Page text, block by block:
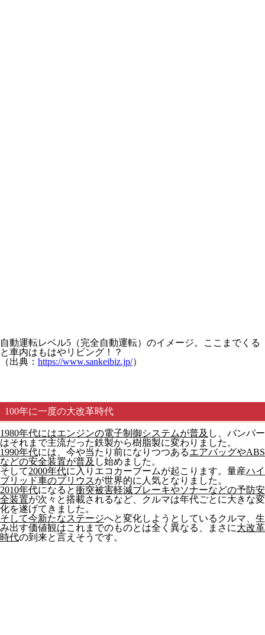
自動運転レベル5（完全自動運転）のイメージ。ここまでくる
と車内はもはやリビング！？
（出典： https://www.sankeibiz.jp/）
100年に一度の大改革時代
1980年代にはエンジンの電子制御システムが普及 し、バンパー
はそれまで主流だった鉄製から樹脂製に変わりました。
1990年代には、今や当たり前になりつつあるエアバッグやABS
などの安全装置が普及 し始めました。
そして2000年代に入りエコカーブームが起こります。量産ハイ
ブリッド車のプリウスが世界的に人気となりました。
2010年代になると衝突被害軽減ブレーキやソナーなどの予防安
全装置が次々と搭載されるなど、クルマは年代ごとに大きな変
化を遂げてきました。
そして今新たなステージへと変化しようとしているクルマ、生
み出す価値観はこれまでのものとは全く異なる、まさに大改革
時代の到来と言えそうです。